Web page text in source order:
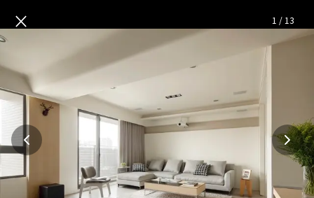
零壓感居所 絕美型宅 — 完整
× 1 / 13